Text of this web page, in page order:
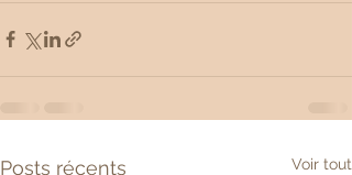
Posts récents Voir tout